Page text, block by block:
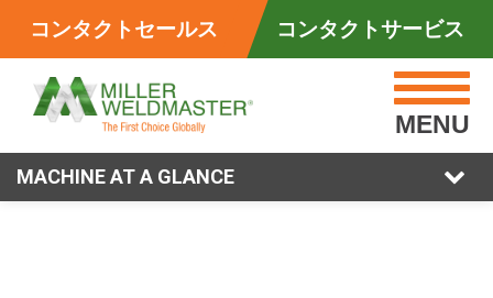
コンタクトセールス コンタクトサービス
MENU
MACHINE AT A GLANCE